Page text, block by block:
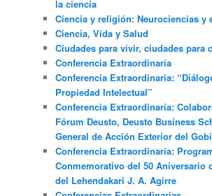
la ciencia
Ciencia y religión: Neurociencias y
Ciencia, Vida y Salud
Ciudades para vivir, ciudades para
Conferencia Extraordinaria
Conferencia Extraordinaria:
Propiedad Intelectual”
Conferencia Extraordinaria:
Fórum Deusto, Deusto Business
General de Acción Exterior del
Conferencia Extraordinaria:
Conmemorativo del 50 Aniversario
del Lehendakari J. A. Agirre